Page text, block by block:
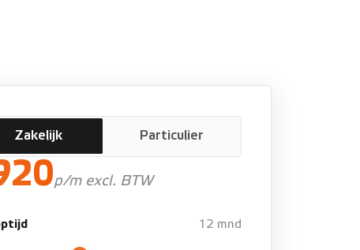
Zakelijk Particulier
p/m excl. BTW
12 mnd